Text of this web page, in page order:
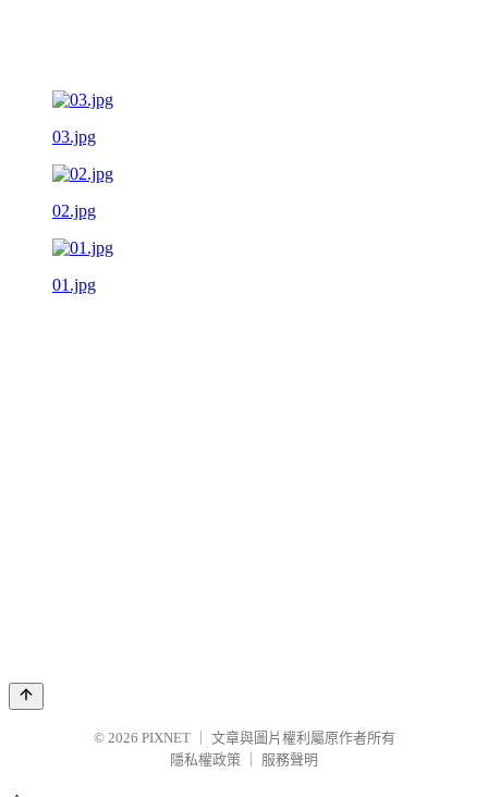
03.jpg
02.jpg
01.jpg
© 2026 PIXNET
文章與圖片權利屬原作者所有
隱私權政策
服務聲明